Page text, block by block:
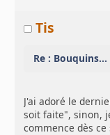
Tis
Re : Bouquins...
J'ai adoré le
soit faite", sinon,
commence dès